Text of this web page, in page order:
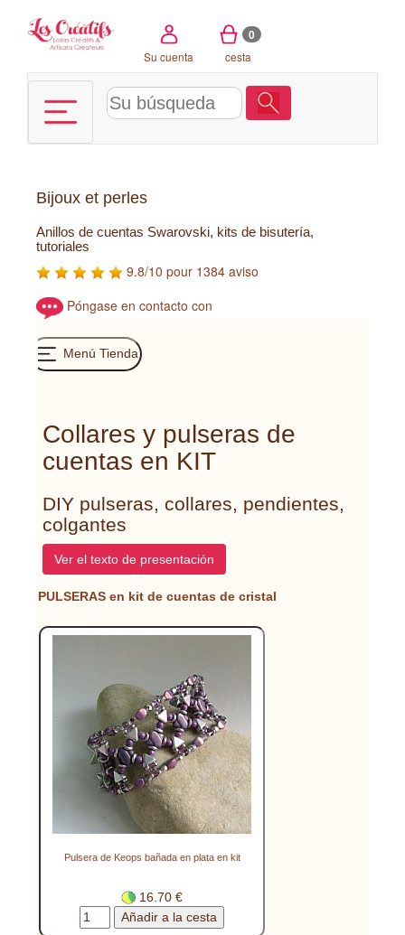
Su cuenta
0
cesta
Bijoux et perles
Anillos de cuentas Swarovski, kits de bisutería,
tutoriales
9.8/10 pour 1384 aviso
Póngase en contacto con
Menú Tienda
Collares y pulseras de
cuentas en KIT
DIY pulseras, collares, pendientes,
colgantes
Ver el texto de presentación
PULSERAS en kit de cuentas de cristal
Pulsera de Keops bañada en plata en kit
16.70 €